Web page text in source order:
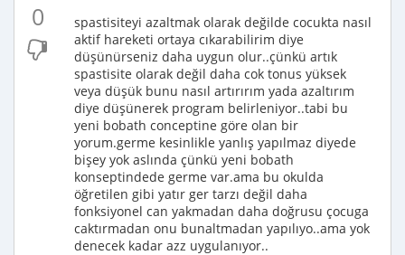
0
spastisiteyi azaltmak olarak değilde cocukta nasıl
aktif hareketi ortaya cıkarabilirim diye
düşünürseniz daha uygun olur..çünkü artık
spastisite olarak değil daha cok tonus yüksek
veya düşük bunu nasıl artırırım yada azaltırım
diye düşünerek program belirleniyor..tabi bu
yeni bobath conceptine göre olan bir
yorum.germe kesinlikle yanlış yapılmaz diyede
bişey yok aslında çünkü yeni bobath
konseptindede germe var.ama bu okulda
öğretilen gibi yatır ger tarzı değil daha
fonksiyonel can yakmadan daha doğrusu çocuga
caktırmadan onu bunaltmadan yapılıyo..ama yok
denecek kadar azz uygulanıyor..